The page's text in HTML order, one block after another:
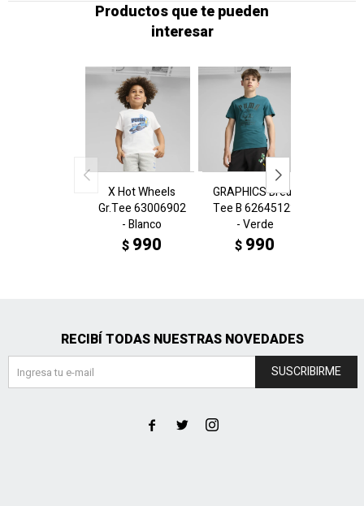
Productos que te pueden
interesar
X Hot Wheels
Gr.Tee 63006902
- Blanco
$ 990
GRAPHICS Break
Tee B 62645122
- Verde
$ 990
RECIBÍ TODAS NUESTRAS NOVEDADES
SUSCRIBIRME
  